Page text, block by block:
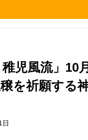
児風流」
を祈願する
日